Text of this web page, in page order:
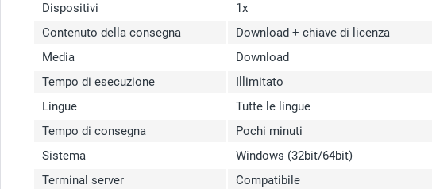
Dispositivi
1x
Contenuto della consegna
Download + chiave di licenza
Media
Download
Tempo di esecuzione
Illimitato
Lingue
Tutte le lingue
Tempo di consegna
Pochi minuti
Sistema
Windows (32bit/64bit)
Terminal server
Compatibile